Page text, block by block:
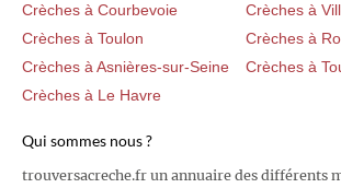
Crèches à Courbevoie
Crèches à
Crèches à Toulon
Crèches à
Crèches à Asnières-sur-Seine
Crèches à
Crèches à Le Havre
Qui sommes nous ?
trouversacreche.fr un annuaire des différents